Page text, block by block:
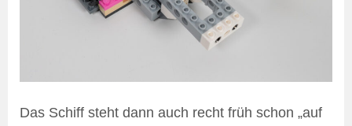
Das Schiff steht dann auch recht früh schon „auf